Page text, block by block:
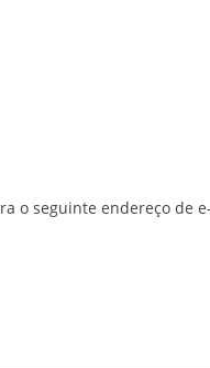
o seguinte endereço de